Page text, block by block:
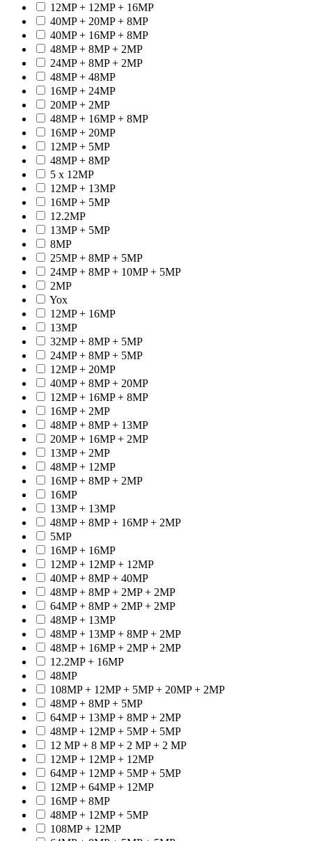
12MP + 12MP + 16MP
40MP + 20MP + 8MP
40MP + 16MP + 8MP
48MP + 8MP + 2MP
24MP + 8MP + 2MP
48MP + 48MP
16MP + 24MP
20MP + 2MP
48MP + 16MP + 8MP
16MP + 20MP
12MP + 5MP
48MP + 8MP
5 x 12MP
12MP + 13MP
16MP + 5MP
12.2MP
13MP + 5MP
8MP
25MP + 8MP + 5MP
24MP + 8MP + 10MP + 5MP
2MP
Yox
12MP + 16MP
13MP
32MP + 8MP + 5MP
24MP + 8MP + 5MP
12MP + 20MP
40MP + 8MP + 20MP
12MP + 16MP + 8MP
16MP + 2MP
48MP + 8MP + 13MP
20MP + 16MP + 2MP
13MP + 2MP
48MP + 12MP
16MP + 8MP + 2MP
16MP
13MP + 13MP
48MP + 8MP + 16MP + 2MP
5MP
16MP + 16MP
12MP + 12MP + 12MP
40MP + 8MP + 40MP
48MP + 8MP + 2MP + 2MP
64MP + 8MP + 2MP + 2MP
48MP + 13MP
48MP + 13MP + 8MP + 2MP
48MP + 16MP + 2MP + 2MP
12.2MP + 16MP
48MP
108MP + 12MP + 5MP + 20MP + 2MP
48MP + 8MP + 5MP
64MP + 13MP + 8MP + 2MP
48MP + 12MP + 5MP + 5MP
12 MP + 8 MP + 2 MP + 2 MP
12MP + 12MP + 12MP
64MP + 12MP + 5MP + 5MP
12MP + 64MP + 12MP
16MP + 8MP
48MP + 12MP + 5MP
108MP + 12MP